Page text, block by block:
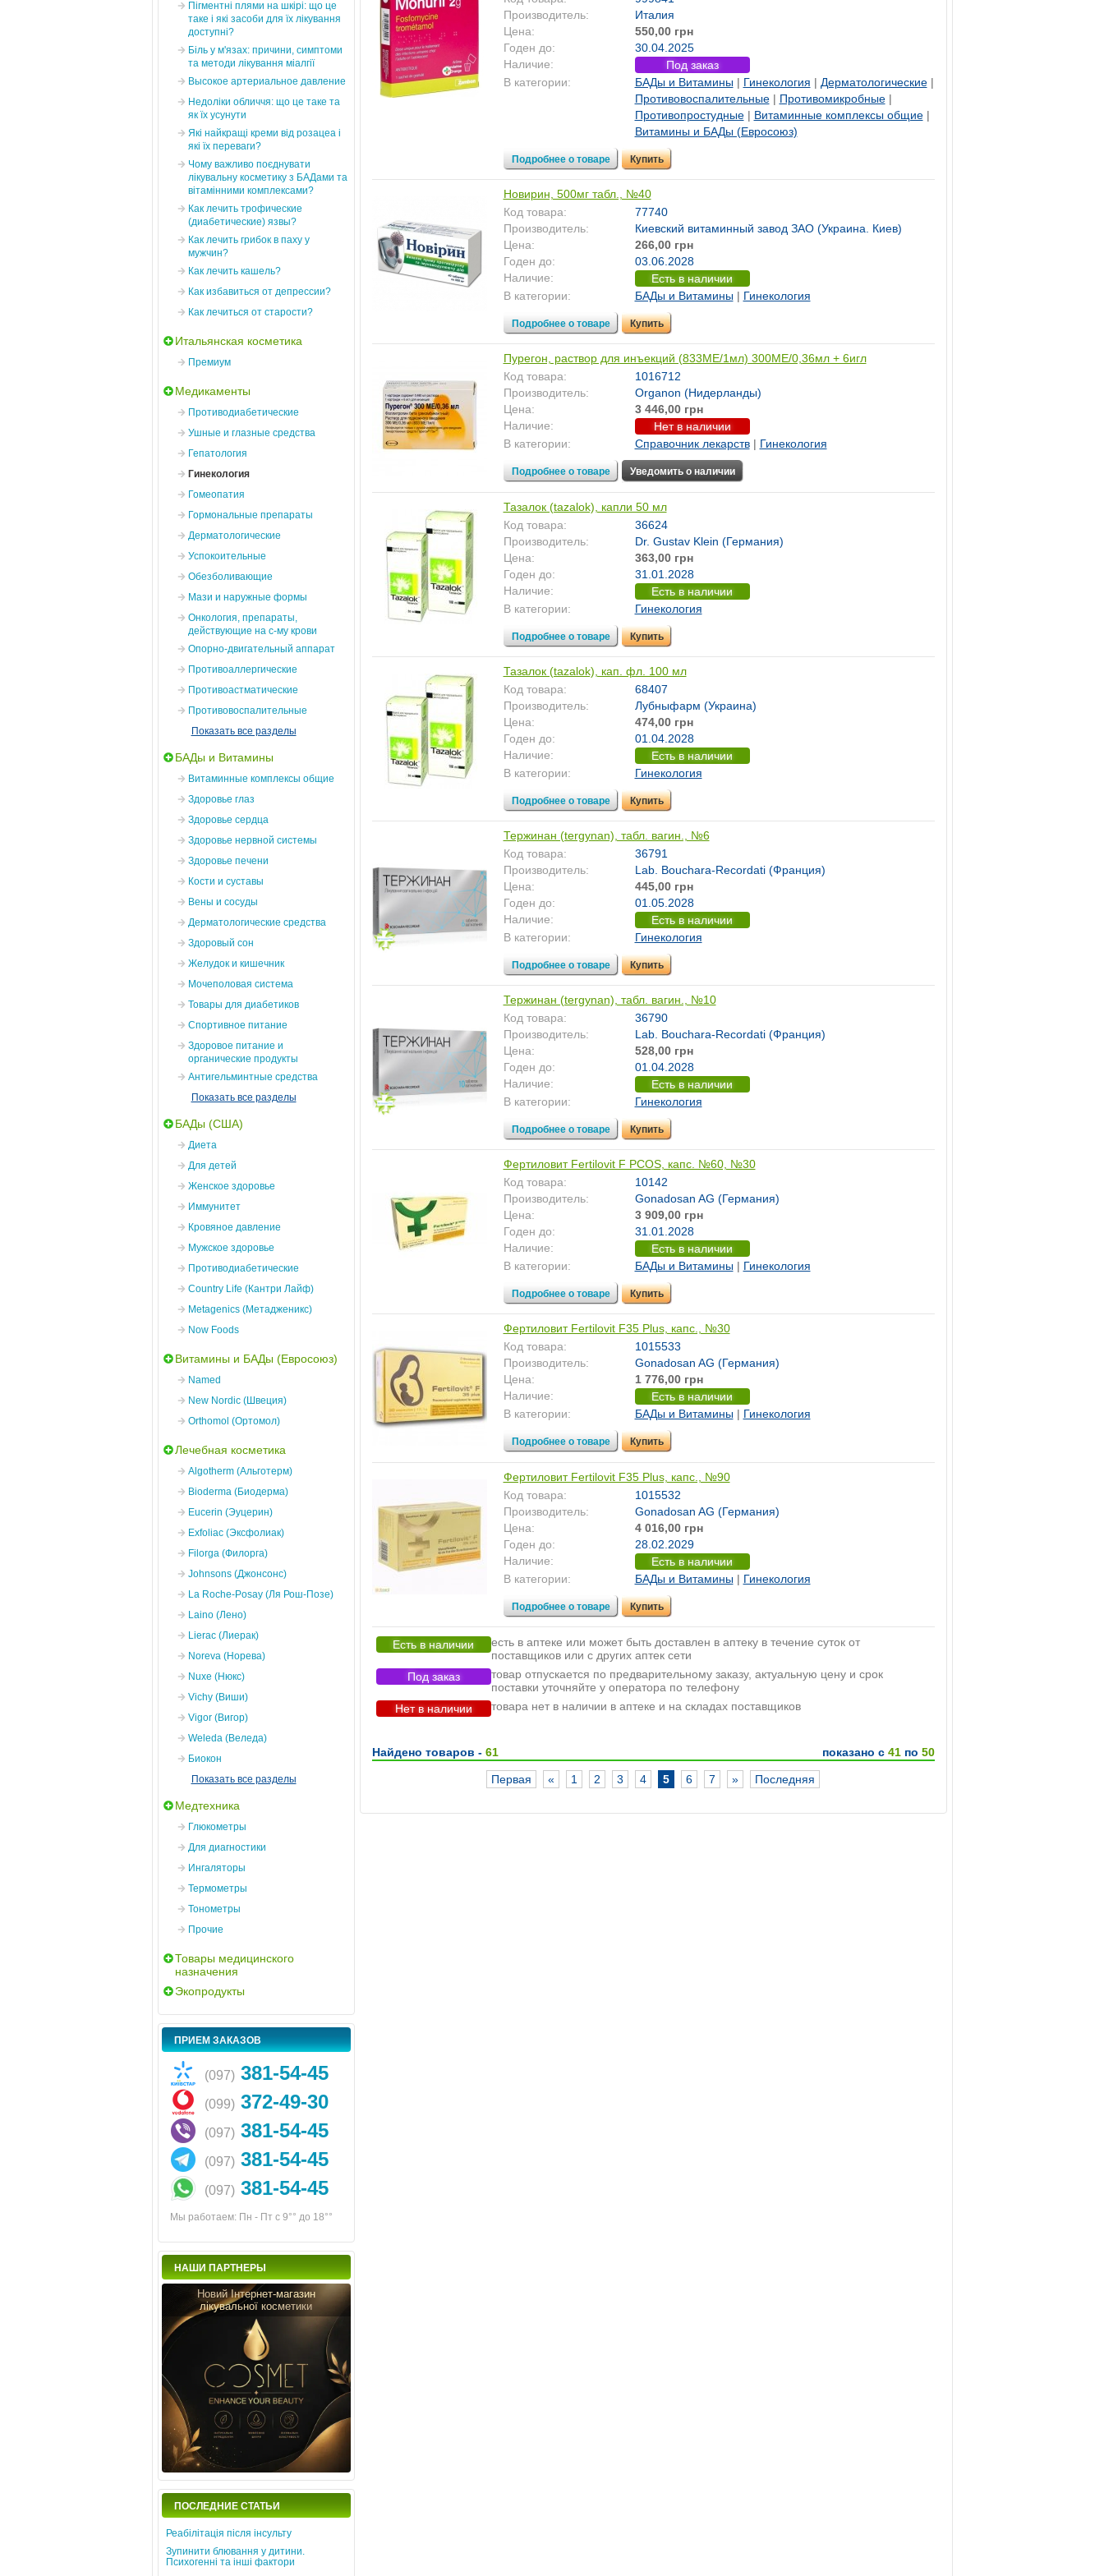
Пігментні плями на шкірі: що це
таке і які засоби для їх лікування
доступні?
Біль у м'язах: причини, симптоми
та методи лікування міалгії
Высокое артериальное давление
Недоліки обличчя: що це таке та
як їх усунути
Які найкращі креми від розацеа і
які їх переваги?
Чому важливо поєднувати
лікувальну косметику з БАДами та
вітамінними комплексами?
Как лечить трофические
(диабетические) язвы?
Как лечить грибок в паху у
мужчин?
Как лечить кашель?
Как избавиться от депрессии?
Как лечиться от старости?
Итальянская косметика
Премиум
Медикаменты
Противодиабетические
Ушные и глазные средства
Гепатология
Гинекология
Гомеопатия
Гормональные препараты
Дерматологические
Успокоительные
Обезболивающие
Мази и наружные формы
Онкология, препараты,
действующие на с-му крови
Опорно-двигательный аппарат
Противоаллергические
Противоастматические
Противовоспалительные
Показать все разделы
БАДы и Витамины
Витаминные комплексы общие
Здоровье глаз
Здоровье сердца
Здоровье нервной системы
Здоровье печени
Кости и суставы
Вены и сосуды
Дерматологические средства
Здоровый сон
Желудок и кишечник
Мочеполовая система
Товары для диабетиков
Спортивное питание
Здоровое питание и
органические продукты
Антигельминтные средства
Показать все разделы
БАДы (США)
Диета
Для детей
Женское здоровье
Иммунитет
Кровяное давление
Мужское здоровье
Противодиабетические
Country Life (Кантри Лайф)
Metagenics (Метадженикс)
Now Foods
Витамины и БАДы (Евросоюз)
Named
New Nordic (Швеция)
Orthomol (Ортомол)
Лечебная косметика
Algotherm (Альготерм)
Bioderma (Биодерма)
Eucerin (Эуцерин)
Exfoliac (Эксфолиак)
Filorga (Филорга)
Johnsons (Джонсонс)
La Roche-Posay (Ля Рош-Позе)
Laino (Лено)
Lierac (Лиерак)
Noreva (Норева)
Nuxe (Нюкс)
Vichy (Виши)
Vigor (Вигор)
Weleda (Веледа)
Биокон
Показать все разделы
Медтехника
Глюкометры
Для диагностики
Ингаляторы
Термометры
Тонометры
Прочие
Товары медицинского
назначения
Экопродукты
ПРИЕМ ЗАКАЗОВ
(097)381-54-45
(099)372-49-30
(097)381-54-45
(097)381-54-45
(097)381-54-45
Мы работаем: Пн - Пт с 9°° до 18°°
НАШИ ПАРТНЕРЫ
Новий Інтернет-магазин
лікувальної косметики
ПОСЛЕДНИЕ СТАТЬИ
Реабілітація після інсульту
Зупинити блювання у дитини.
Психогенні та інші фактори
Производитель:
Италия
Цена:
550,00 грн
Годен до:
30.04.2025
Наличие:
Под заказ
В категории:
БАДы и Витамины| Гинекология | Дерматологические|
Противовоспалительные| Противомикробные|
Противопростудные| Витаминные комплексы общие|
Витамины и БАДы (Евросоюз)
Подробнее о товаре Купить
Новирин, 500мг табл., №40
Код товара:
77740
Производитель:
Киевский витаминный завод ЗАО (Украина. Киев)
Цена:
266,00 грн
Годен до:
03.06.2028
Наличие:
Есть в наличии
В категории:
БАДы и Витамины| Гинекология
Подробнее о товаре Купить
Пурегон, раствор для инъекций (833МЕ/1мл) 300МЕ/0,36мл + 6игл
Код товара:
1016712
Производитель:
Organon (Нидерланды)
Цена:
3 446,00 грн
Наличие:
Нет в наличии
В категории:
Справочник лекарств| Гинекология
Подробнее о товаре Уведомить о наличии
Тазалок (tazalok), капли 50 мл
Код товара:
36624
Производитель:
Dr. Gustav Klein (Германия)
Цена:
363,00 грн
Годен до:
31.01.2028
Наличие:
Есть в наличии
В категории:
Гинекология
Подробнее о товаре Купить
Тазалок (tazalok), кап. фл. 100 мл
Код товара:
68407
Производитель:
Лубныфарм (Украина)
Цена:
474,00 грн
Годен до:
01.04.2028
Наличие:
Есть в наличии
В категории:
Гинекология
Подробнее о товаре Купить
Тержинан (tergynan), табл. вагин., №6
Код товара:
36791
Производитель:
Lab. Bouchara-Recordati (Франция)
Цена:
445,00 грн
Годен до:
01.05.2028
Наличие:
Есть в наличии
В категории:
Гинекология
Подробнее о товаре Купить
Тержинан (tergynan), табл. вагин., №10
Код товара:
36790
Производитель:
Lab. Bouchara-Recordati (Франция)
Цена:
528,00 грн
Годен до:
01.04.2028
Наличие:
Есть в наличии
В категории:
Гинекология
Подробнее о товаре Купить
Фертиловит Fertilovit F PCOS, капс. №60, №30
Код товара:
10142
Производитель:
Gonadosan AG (Германия)
Цена:
3 909,00 грн
Годен до:
31.01.2028
Наличие:
Есть в наличии
В категории:
БАДы и Витамины| Гинекология
Подробнее о товаре Купить
Фертиловит Fertilovit F35 Plus, капс., №30
Код товара:
1015533
Производитель:
Gonadosan AG (Германия)
Цена:
1 776,00 грн
Наличие:
Есть в наличии
В категории:
БАДы и Витамины| Гинекология
Подробнее о товаре Купить
Фертиловит Fertilovit F35 Plus, капс., №90
Код товара:
1015532
Производитель:
Gonadosan AG (Германия)
Цена:
4 016,00 грн
Годен до:
28.02.2029
Наличие:
Есть в наличии
В категории:
БАДы и Витамины| Гинекология
Подробнее о товаре Купить
Есть в наличии
есть в аптеке или может быть доставлен в аптеку в течение суток от
поставщиков или с других аптек сети
Под заказ
товар отпускается по предварительному заказу, актуальную цену и срок
поставки уточняйте у оператора по телефону
Нет в наличии
товара нет в наличии в аптеке и на складах поставщиков
Найдено товаров - 61 показано с 41по 50
Первая « 1 2 3 4 5 6 7 » Последняя